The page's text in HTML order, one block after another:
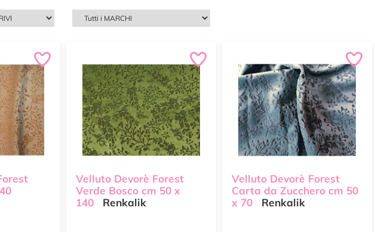
Velluto Devorè Forest
Verde Bosco cm 50 x
140
Renkalik
Velluto Devorè Forest
Carta da Zucchero cm 50
x 70
Renkalik